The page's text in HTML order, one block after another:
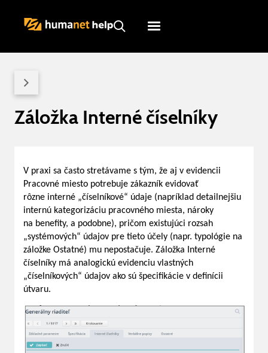
Humanet
Záložka Interné číselníky
V praxi sa často stretávame s tým, že aj v evidencii
Pracovné miesto potrebuje zákazník evidovať
rôzne interné „číselníkové“ údaje (napríklad detailnejšiu
internú kategorizáciu pracovného miesta, nároky
na benefity, a podobne), pričom existujúci rozsah
„systémových“ údajov pre tieto účely (napr. typológie na
záložke Ostatné) mu nepostačuje. Záložka Interné
číselníky má analogickú evidenciu vlastných
„číselníkových“ údajov ako sú špecifikácie v definícii
útvaru.